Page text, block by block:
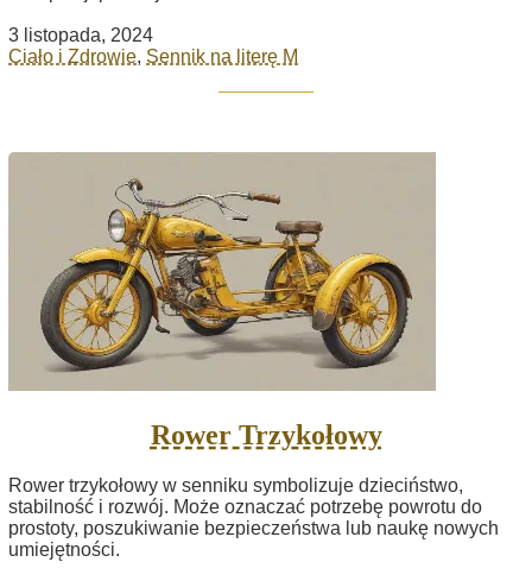
3 listopada, 2024
Ciało i Zdrowie, Sennik na literę M
Rower Trzykołowy
Rower trzykołowy w senniku symbolizuje dzieciństwo,
stabilność i rozwój. Może oznaczać potrzebę powrotu do
prostoty, poszukiwanie bezpieczeństwa lub naukę nowych
umiejętności.